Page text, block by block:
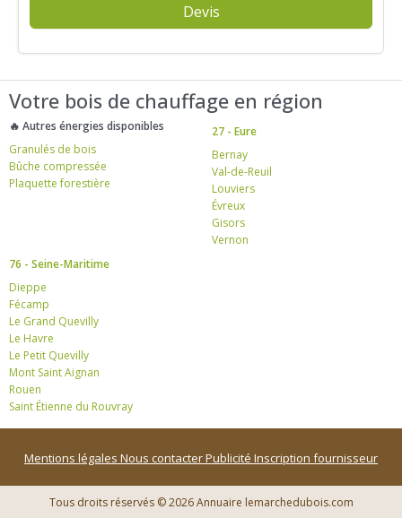
Devis
Votre bois de chauffage en région
🔥 Autres énergies disponibles
Granulés de bois
Bûche compressée
Plaquette forestière
27 - Eure
Bernay
Val-de-Reuil
Louviers
Évreux
Gisors
Vernon
76 - Seine-Maritime
Dieppe
Fécamp
Le Grand Quevilly
Le Havre
Le Petit Quevilly
Mont Saint Aignan
Rouen
Saint Étienne du Rouvray
Mentions légales Nous contacterPublicité Inscription fournisseur
Tous droits réservés © 2026 Annuaire lemarchedubois.com